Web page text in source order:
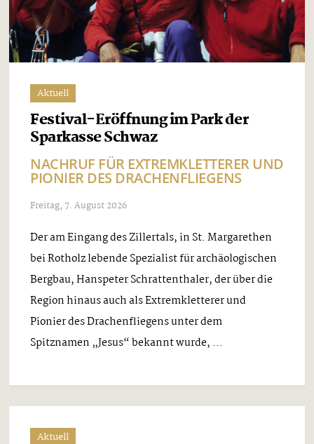
Aktuell
Festival-Eröffnung im Park der
Sparkasse Schwaz
NACHRUF FÜR EXTREMKLETTERER UND
PIONIER DES DRACHENFLIEGENS
Freitag, 7. August 2026
Der am Eingang des Zillertals, in St. Margarethen
bei Rotholz lebende Spezialist für archäologischen
Bergbau, Hanspeter Schrattenthaler, der über die
Region hinaus auch als Extremkletterer und
Pionier des Drachenfliegens unter dem
Spitznamen „Jesus“ bekannt wurde, ...
Aktuell